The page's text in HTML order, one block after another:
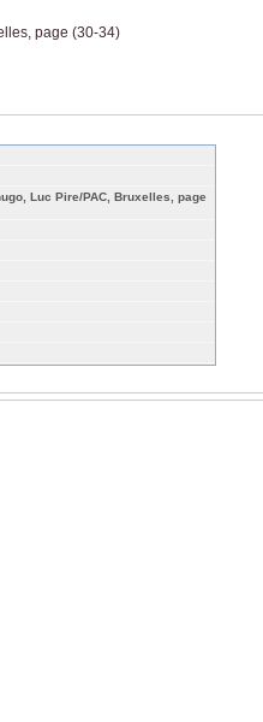
page (30-34)
Luc Pire/PAC, Bruxelles, page